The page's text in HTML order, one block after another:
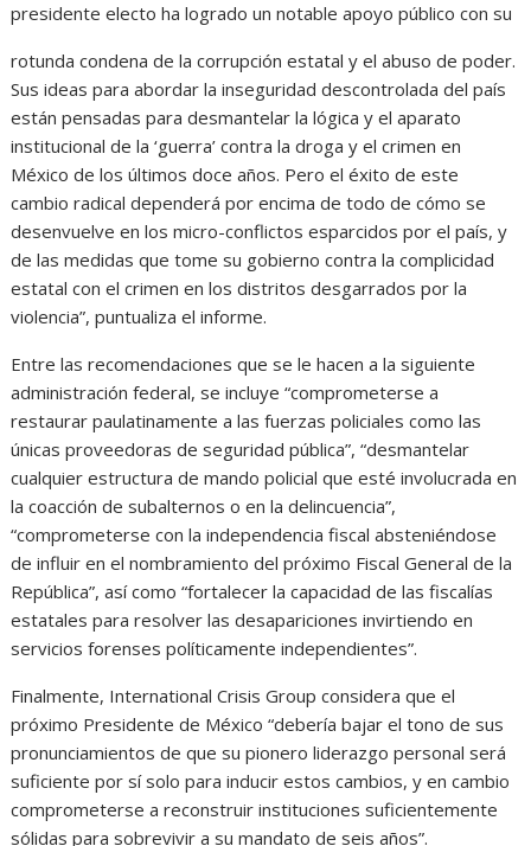
presidente electo ha logrado un notable apoyo público con su
rotunda condena de la corrupción estatal y el abuso de poder.
Sus ideas para abordar la inseguridad descontrolada del país
están pensadas para desmantelar la lógica y el aparato
institucional de la ‘guerra’ contra la droga y el crimen en
México de los últimos doce años. Pero el éxito de este
cambio radical dependerá por encima de todo de cómo se
desenvuelve en los micro-conflictos esparcidos por el país, y
de las medidas que tome su gobierno contra la complicidad
estatal con el crimen en los distritos desgarrados por la
violencia”, puntualiza el informe.
Entre las recomendaciones que se le hacen a la siguiente
administración federal, se incluye “comprometerse a
restaurar paulatinamente a las fuerzas policiales como las
únicas proveedoras de seguridad pública”, “desmantelar
cualquier estructura de mando policial que esté involucrada en
la coacción de subalternos o en la delincuencia”,
“comprometerse con la independencia fiscal absteniéndose
de influir en el nombramiento del próximo Fiscal General de la
República”, así como “fortalecer la capacidad de las fiscalías
estatales para resolver las desapariciones invirtiendo en
servicios forenses políticamente independientes”.
Finalmente, International Crisis Group considera que el
próximo Presidente de México “debería bajar el tono de sus
pronunciamientos de que su pionero liderazgo personal será
suficiente por sí solo para inducir estos cambios, y en cambio
comprometerse a reconstruir instituciones suficientemente
sólidas para sobrevivir a su mandato de seis años”.